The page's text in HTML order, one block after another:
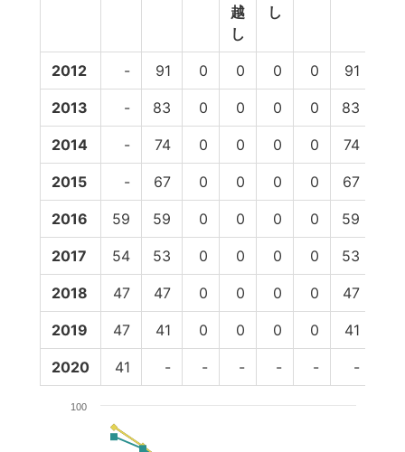
越
し
し
2012 - 91 0 0 0 0 91
2013 - 83 0 0 0 0 83
2014 - 74 0 0 0 0 74
2015 - 67 0 0 0 0 67
2016 59 59 0 0 0 0 59
2017 54 53 0 0 0 0 53
2018 47 47 0 0 0 0 47
2019 47 41 0 0 0 0 41
2020 41 - - - - - -
100